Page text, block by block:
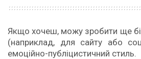
Якщо хочеш, можу зробити ще
(наприклад, для сайту або
емоційно-публіцистичний стиль.